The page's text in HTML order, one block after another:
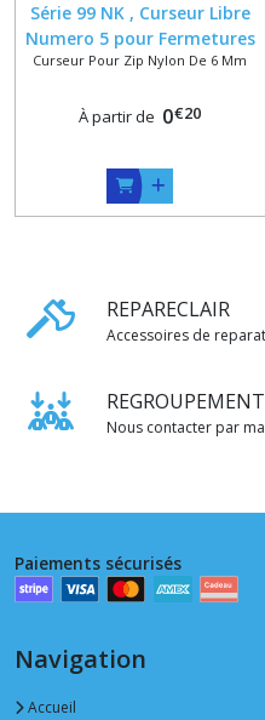
Série 99 NK , Curseur Libre
Numero 5 pour Fermetures
Sac en Nylon Spirale de 6
Curseur Pour Zip Nylon De 6 Mm
À partir de 0€20
REPARECLAIR
Accessoires de
Nous contacter par
Paiements sécurisés
Navigation
Accueil